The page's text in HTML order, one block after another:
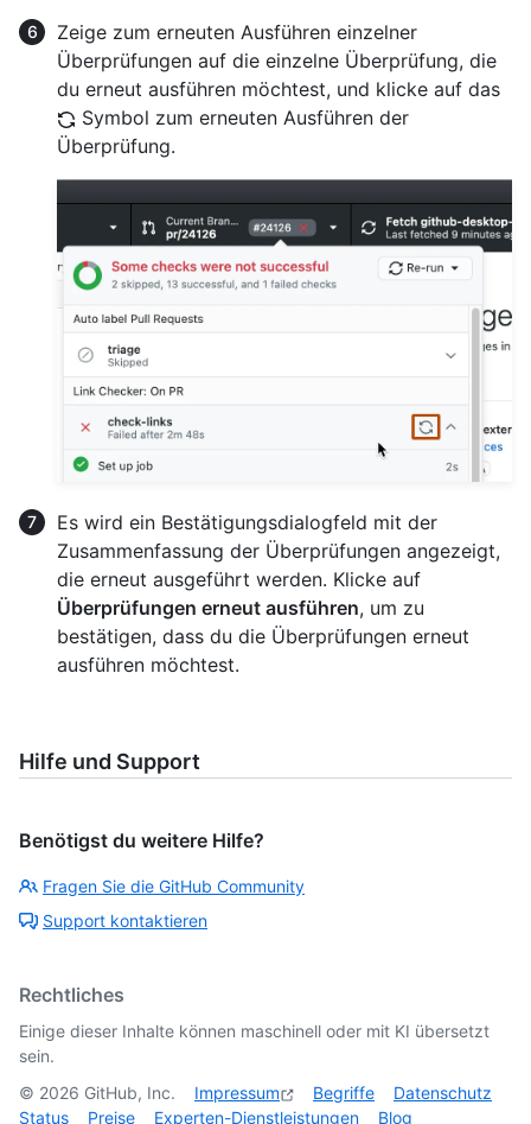
Zeige zum erneuten Ausführen einzelner
Überprüfungen auf die einzelne Überprüfung, die
du erneut ausführen möchtest, und klicke auf das
Symbol zum erneuten Ausführen der
Überprüfung.
Es wird ein Bestätigungsdialogfeld mit der
Zusammenfassung der Überprüfungen angezeigt,
die erneut ausgeführt werden. Klicke auf
Überprüfungen erneut ausführen, um zu
bestätigen, dass du die Überprüfungen erneut
ausführen möchtest.
Hilfe und Support
Benötigst du weitere Hilfe?
Fragen Sie die GitHub Community
Support kontaktieren
Rechtliches
Einige dieser Inhalte können maschinell oder mit KI übersetzt
sein.
© 2026 GitHub, Inc. Impressum Begriffe
Datenschutz
Status
Preise Experten-Dienstleistungen Blog